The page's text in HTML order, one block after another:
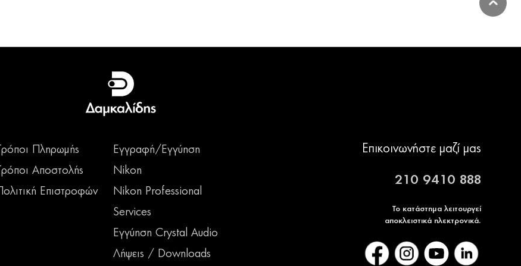
Τρόποι Πληρωμής
Τρόποι Αποστολής
Πολιτική Επιστροφών
Εγγραφή/Εγγύηση
Nikon
Nikon Professional
Services
Εγγύηση Crystal Audio
Λήψεις / Downloads
Επικοινωνήστε μαζί μας
210 9410 888
Το κατάστημα λειτουργεί
αποκλειστικά ηλεκτρονικά.